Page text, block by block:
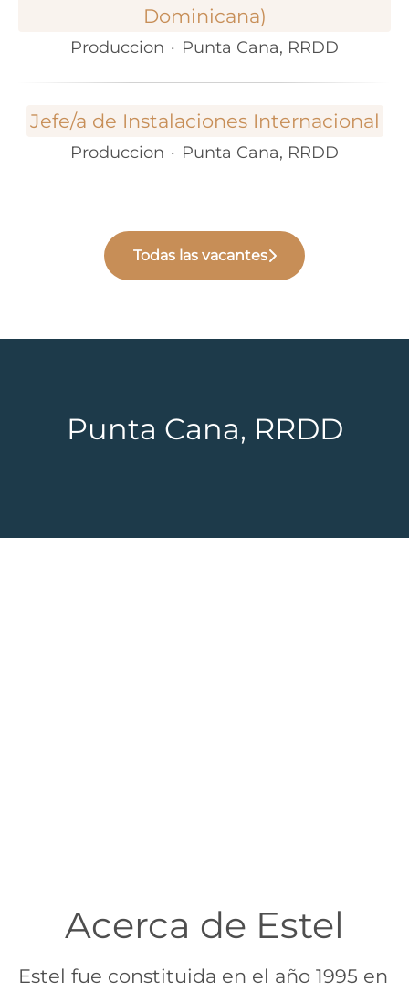
Dominicana)
Produccion · Punta Cana, RRDD
Jefe/a de Instalaciones Internacional
Produccion · Punta Cana, RRDD
Todas las vacantes
Punta Cana, RRDD
Acerca de Estel
Estel fue constituida en el año 1995 en